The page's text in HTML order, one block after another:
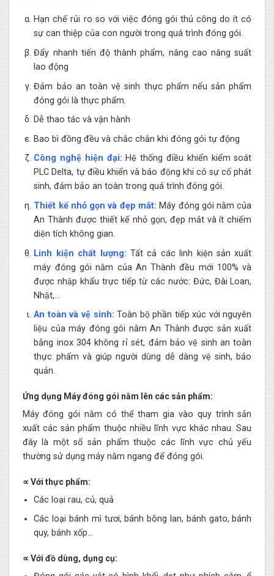
Hạn chế rủi ro so với việc đóng gói thủ công do ít có
sự can thiệp của con người trong quá trình đóng gói.
Đẩy nhanh tiến độ thành phẩm, nâng cao năng suất
lao động
Đảm bảo an toàn vệ sinh thực phẩm nếu sản phẩm
đóng gói là thực phẩm.
Dễ thao tác và vận hành
Bao bì đồng đều và chắc chắn khi đóng gói tự động
Công nghệ hiện đại:Hệ thống điều khiển kiểm soát
PLC Delta, tự điều khiển và báo động khi có sự cố phát
sinh, đảm bảo an toàn trong quá trình đóng gói.
Thiết kế nhỏ gọn và đẹp mắt: Máy đóng gói nằm của
An Thành được thiết kế nhỏ gọn, đẹp mắt và ít chiếm
diện tích không gian.
Linh kiện chất lượng: Tất cả các linh kiện sản xuất
máy đóng gói nằm của An Thành đều mới 100% và
được nhập khẩu trực tiếp từ các nước: Đức, Đài Loan,
Nhật,…
An toàn và vệ sinh: Toàn bộ phần tiếp xúc với nguyên
liệu của máy đóng gói nằm An Thành được sản xuất
bằng inox 304 không rỉ sét, đảm bảo vệ sinh an toàn
thực phẩm và giúp người dùng dễ dàng vệ sinh, bảo
quản.
Ứng dụng Máy đóng gói nằm lên các sản phẩm:
Máy đóng gói nằm có thể tham gia vào quy trình sản
xuất các sản phẩm thuộc nhiều lĩnh vực khác nhau. Sau
đây là một số sản phẩm thuộc các lĩnh vực chủ yếu
thường sử dụng máy nằm ngang để đóng gói.
∝ Với thực phẩm:
Các loại rau, củ, quả
Các loại bánh mì tươi, bánh bông lan, bánh gato, bánh
quy, bánh xốp…
∝ Với đồ dùng, dụng cụ: